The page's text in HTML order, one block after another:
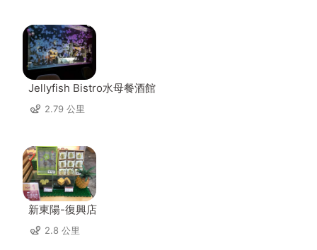
Jellyfish Bistro水母餐酒館
2.79 公里
新東陽-復興店
2.8 公里